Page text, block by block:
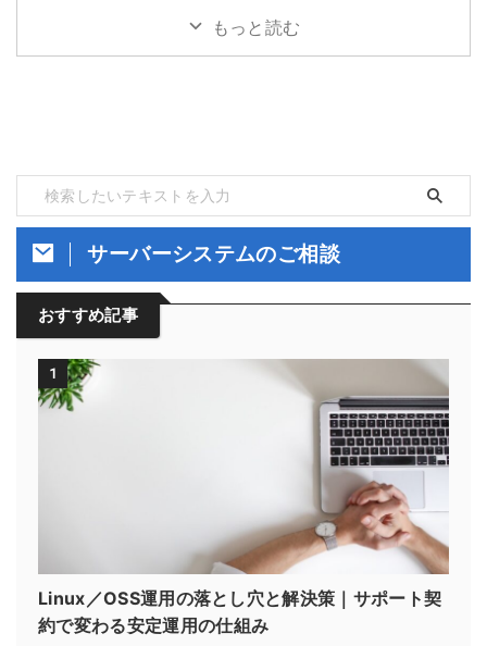
もっと読む
サーバーシステムのご相談
おすすめ記事
1
Linux／OSS運用の落とし穴と解決策｜サポート契
約で変わる安定運用の仕組み